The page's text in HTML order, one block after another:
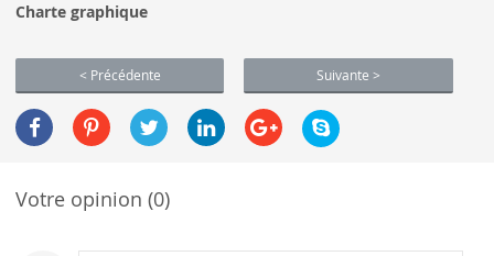
Charte graphique
< Précédente Suivante >
Votre opinion (0)